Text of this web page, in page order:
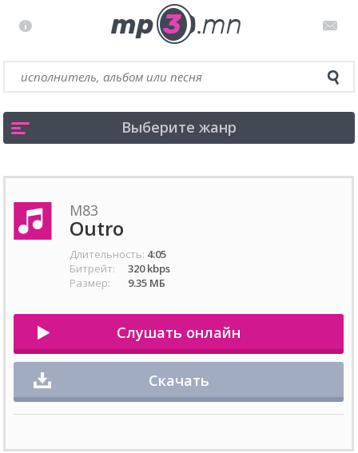
Выберите жанр
M83
Outro
Длительность: 4:05
Битрейт:
320 kbps
Размер:
9.35 МБ
Слушать онлайн
Скачать